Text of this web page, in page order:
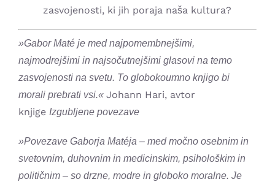
zasvoje­nosti, ki jih poraja naša kultura?
»Gabor Maté je med najpomembnejšimi,
najmodrejšimi in najsočutnejšimi glasovi na temo
zasvojenosti na svetu. To globokoumno knjigo bi
morali prebrati vsi.« Johann Hari, avtor
knjige Izgubljene povezave
»Povezave Gaborja Matéja – med močno osebnim in
svetovnim, duhovnim in medicinskim, psihološkim in
političnim – so drzne, modre in globoko moralne. Je